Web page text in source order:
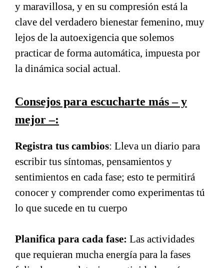
y maravillosa, y en su compresión está la
clave del verdadero bienestar femenino, muy
lejos de la autoexigencia que solemos
practicar de forma automática, impuesta por
la dinámica social actual.
Consejos para escucharte más – y
mejor –:
Registra tus cambios: Lleva un diario para
escribir tus síntomas, pensamientos y
sentimientos en cada fase; esto te permitirá
conocer y comprender como experimentas tú
lo que sucede en tu cuerpo
Planifica para cada fase: Las actividades
que requieran mucha energía para la fases